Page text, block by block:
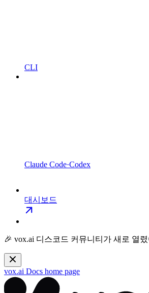
CLI
Claude Code·Codex
대시보드
🎉 vox.ai 디스코드 커뮤니티가 새로 열
vox.ai Docs home page